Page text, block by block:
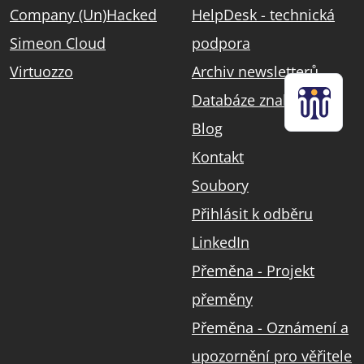
Company (Un)Hacked
Simeon Cloud
Virtuozzo
HelpDesk - technická
podpora
Archiv newsletterů
Databáze znalostí
Blog
Kontakt
Soubory
Přihlásit k odběru
LinkedIn
Přeměna - Projekt
přeměny
Přeměna - Oznámení a
upozornění pro věřitele